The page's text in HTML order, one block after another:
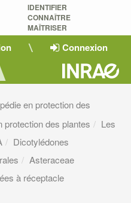
IDENTIFIER
CONNAÎTRE
MAÎTRISER
Connexion
en protection des
protection des plantes
Les
Dicotylédones
Asteraceae
à réceptacle